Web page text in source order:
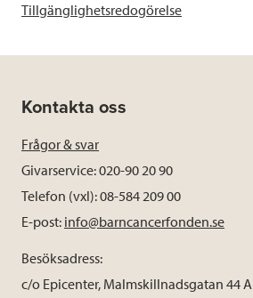
Tillgänglighetsredogörelse
Kontakta oss
Frågor & svar
Givarservice: 020-90 20 90
Telefon (vxl): 08-584 209 00
E-post: info@barncancerfonden.se
Besöksadress:
c/o Epicenter, Malmskillnadsgatan 44 A